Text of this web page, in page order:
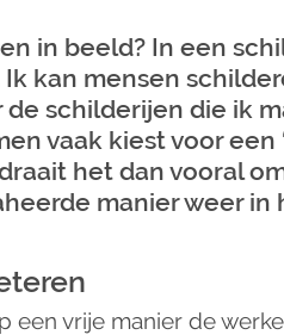
in beeld? In een
kan mensen
schilderijen die ik
vaak kiest voor
het dan vooral
manier weer in
een vrije manier de